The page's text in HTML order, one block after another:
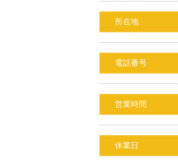
所在地
電話番号
営業時間
休業日